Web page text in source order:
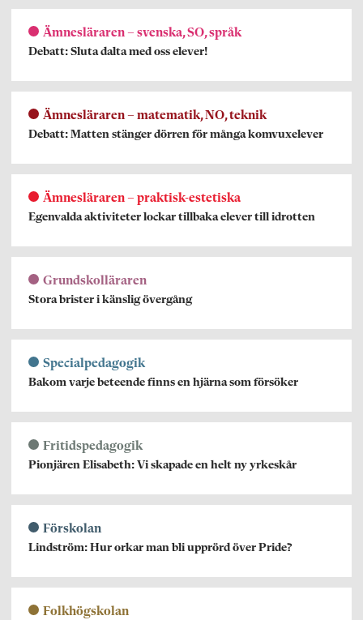
Ämnesläraren – svenska, SO, språk
Debatt: Sluta dalta med oss elever!
Ämnesläraren – matematik, NO, teknik
Debatt: Matten stänger dörren för många komvuxelever
Ämnesläraren – praktisk-estetiska
Egenvalda aktiviteter lockar tillbaka elever till idrotten
Grundskolläraren
Stora brister i känslig övergång
Specialpedagogik
Bakom varje beteende finns en hjärna som försöker
Fritidspedagogik
Pionjären Elisabeth: Vi skapade en helt ny yrkeskår
Förskolan
Lindström: Hur orkar man bli upprörd över Pride?
Folkhögskolan